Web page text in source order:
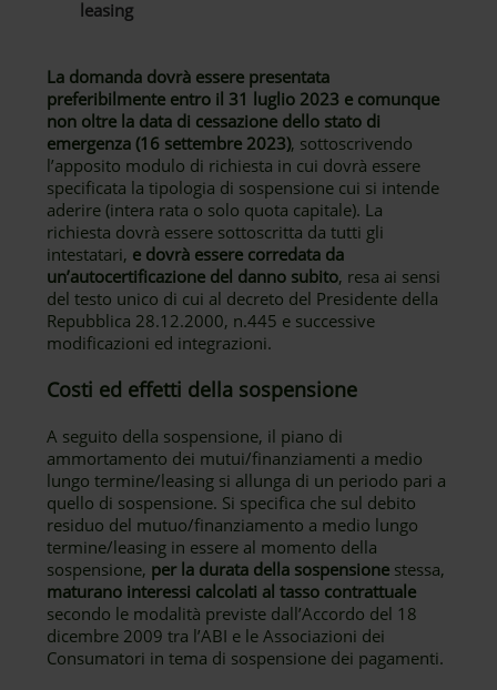
leasing
La domanda dovrà essere presentata
preferibilmente entro il 31 luglio 2023 e comunque
non oltre la data di cessazione dello stato di
emergenza (16 settembre 2023), sottoscrivendo
l’apposito modulo di richiesta in cui dovrà essere
specificata la tipologia di sospensione cui si intende
aderire (intera rata o solo quota capitale). La
richiesta dovrà essere sottoscritta da tutti gli
intestatari, e dovrà essere corredata da
un’autocertificazione del danno subito, resa ai sensi
del testo unico di cui al decreto del Presidente della
Repubblica 28.12.2000, n.445 e successive
modificazioni ed integrazioni.
Costi ed effetti della sospensione
A seguito della sospensione, il piano di
ammortamento dei mutui/finanziamenti a medio
lungo termine/leasing si allunga di un periodo pari a
quello di sospensione. Si specifica che sul debito
residuo del mutuo/finanziamento a medio lungo
termine/leasing in essere al momento della
sospensione, per la durata della sospensione stessa,
maturano interessi calcolati al tasso contrattuale
secondo le modalità previste dall’Accordo del 18
dicembre 2009 tra l’ABI e le Associazioni dei
Consumatori in tema di sospensione dei pagamenti.